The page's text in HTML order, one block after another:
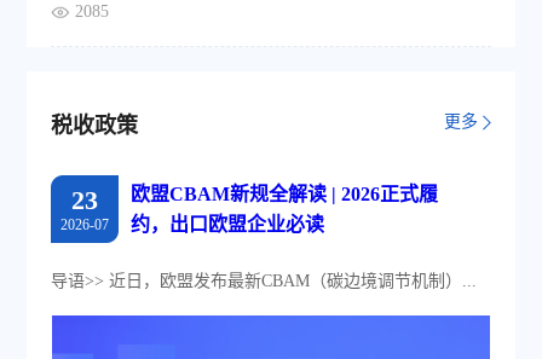
2085
税收政策 更多
23
2026-07
欧盟CBAM新规全解读 | 2026正式履
约，出口欧盟企业必读
导语>> 近日，欧盟发布最新CBAM（碳边境调节机制）...